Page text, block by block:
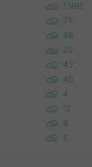
1388
71
49
20
43
40
4
12
9
5